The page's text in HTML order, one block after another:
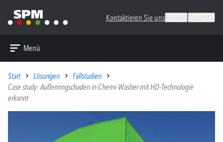
Kontaktieren Sie uns
Menü
Start Lösungen
Fallstudien
Case study: Außenringschaden in Chemi-Washer mit HD-Technologie
erkannt